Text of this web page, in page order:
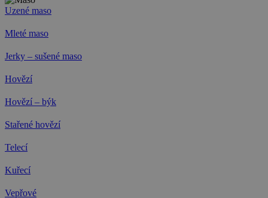
Uzené maso
Mleté maso
Jerky – sušené maso
Hovězí
Hovězí – býk
Stařené hovězí
Telecí
Kuřecí
Vepřové